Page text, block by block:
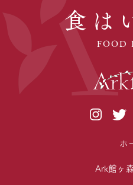
食は
FOOD
ホ
Ark館ヶ